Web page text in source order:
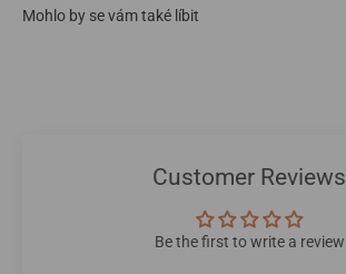
Customer Reviews
Be the first to write a review